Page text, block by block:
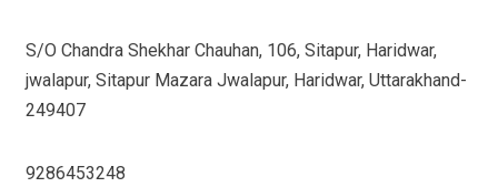
S/O Chandra Shekhar Chauhan, 106, Sitapur, Haridwar,
jwalapur, Sitapur Mazara Jwalapur, Haridwar, Uttarakhand-
249407
9286453248